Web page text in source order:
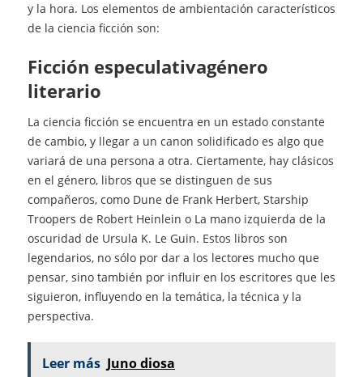
y la hora. Los elementos de ambientación característicos
de la ciencia ficción son:
Ficción especulativagénero
literario
La ciencia ficción se encuentra en un estado constante
de cambio, y llegar a un canon solidificado es algo que
variará de una persona a otra. Ciertamente, hay clásicos
en el género, libros que se distinguen de sus
compañeros, como Dune de Frank Herbert, Starship
Troopers de Robert Heinlein o La mano izquierda de la
oscuridad de Ursula K. Le Guin. Estos libros son
legendarios, no sólo por dar a los lectores mucho que
pensar, sino también por influir en los escritores que les
siguieron, influyendo en la temática, la técnica y la
perspectiva.
Leer más Juno diosa